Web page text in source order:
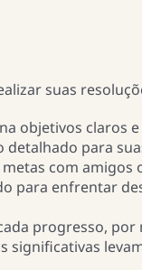
suas
objetivos claros
detalhado para
com amigos
para enfrentar
progresso, por
significativas